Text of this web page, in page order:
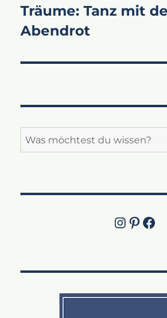
Beitrag:
Träume: Tanz mit
Abendrot
Suchen
Jetzt die